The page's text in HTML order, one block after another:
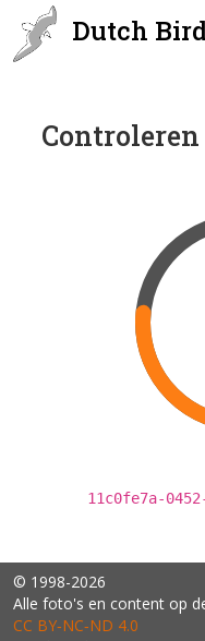
Dutch
11c0fe7a-
© 1998-2026
Alle foto's en content op
CC BY‑NC‑ND 4.0